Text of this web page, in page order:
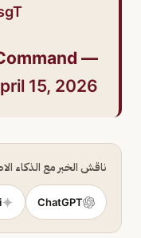
15, 2026
ناقش الخبر مع الذكاء
ChatGPT